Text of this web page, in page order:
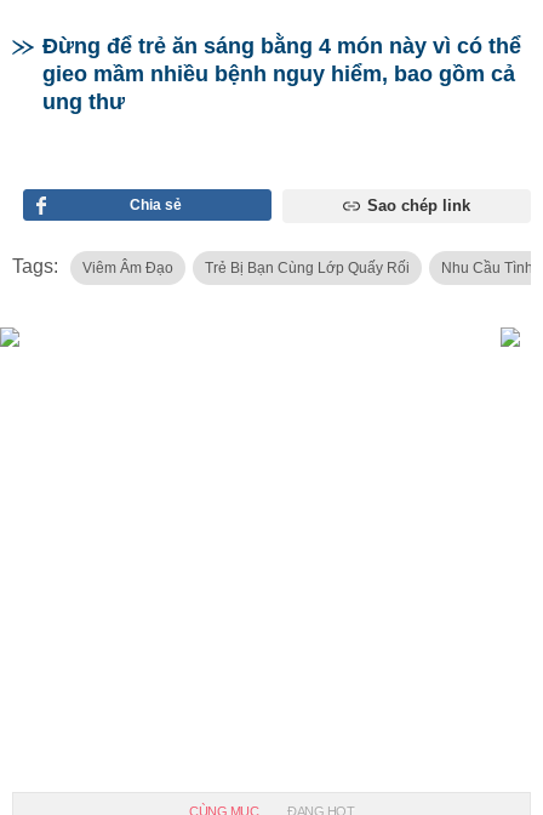
Đừng để trẻ ăn sáng bằng 4 món này vì có thể
gieo mầm nhiều bệnh nguy hiểm, bao gồm cả
ung thư
Chia sẻ Sao chép link
Tags: Viêm Âm Đạo Trẻ Bị Bạn Cùng Lớp Quấy Rối Nhu Cầu Tình
CÙNG MỤC ĐANG HOT